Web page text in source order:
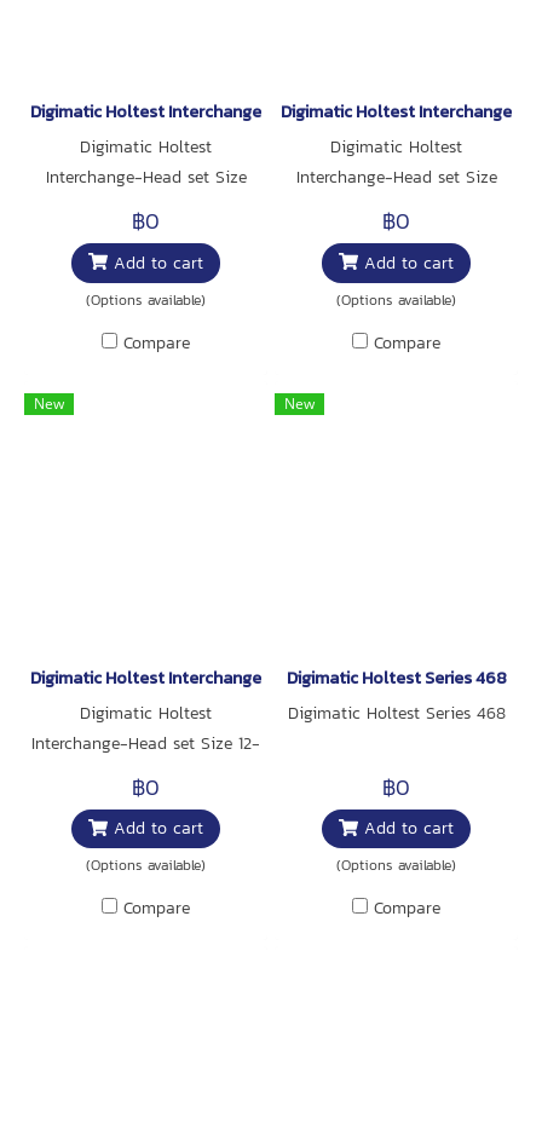
Digimatic Holtest Interchange-Head set Size 50-100mm
Digimatic Holtest
Interchange-Head set Size
50-100mm
฿0
Add to cart
(Options available)
Compare
Digimatic Holtest Interchange-
Digimatic Holtest
Interchange-Head set Size
20-50mm
฿0
Add to cart
(Options available)
Compare
New
Digimatic Holtest Interchange-Head set Size 12-20mm
Digimatic Holtest
Interchange-Head set Size 12-
20mm
฿0
Add to cart
(Options available)
Compare
New
Digimatic Holtest Series 468
Digimatic Holtest Series 468
฿0
Add to cart
(Options available)
Compare